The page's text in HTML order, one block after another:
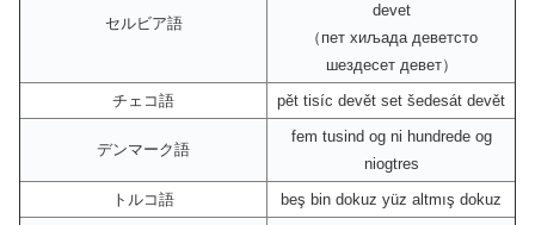
セルビア語
devet
（пет хиљада деветсто
шездесет девет）
チェコ語
pět tisíc devět set šedesát devět
デンマーク語
fem tusind og ni hundrede og
niogtres
トルコ語
beş bin dokuz yüz altmış dokuz